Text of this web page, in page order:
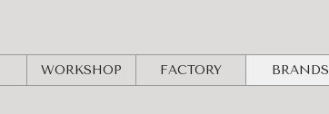
WORKSHOP FACTORY BRANDS